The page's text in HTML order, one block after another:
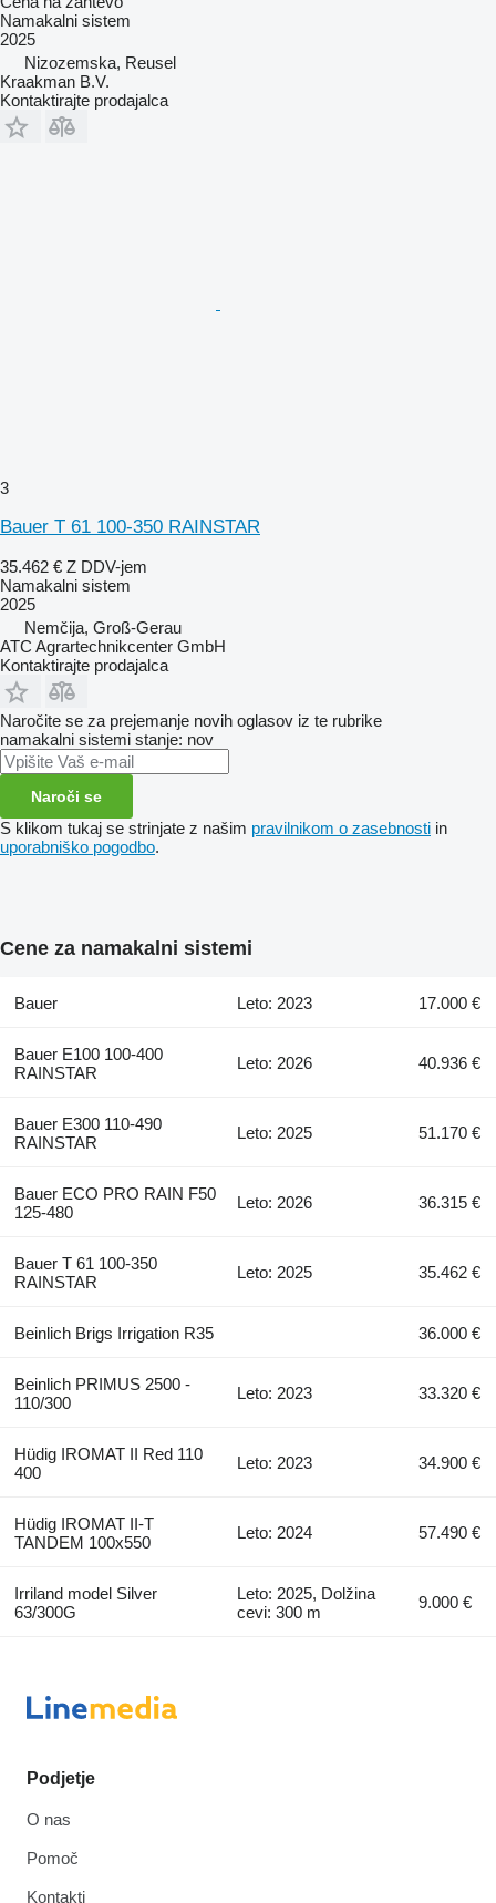
Namakalni sistem
2025
Nizozemska, Reusel
Kraakman B.V.
Kontaktirajte prodajalca
3
Bauer T 61 100-350 RAINSTAR
35.462 € Z DDV-jem
Namakalni sistem
2025
Nemčija, Groß-Gerau
ATC Agrartechnikcenter GmbH
Kontaktirajte prodajalca
Naročite se za prejemanje novih oglasov iz te rubrike
namakalni sistemi stanje: nov
Naroči se
S klikom tukaj se strinjate z našim pravilnikom o zasebnosti in
uporabniško pogodbo.
Cene za namakalni sistemi
Bauer Leto: 2023 17.000 €
Bauer E100 100-400
RAINSTAR
Leto: 2026 40.936 €
Bauer E300 110-490
RAINSTAR
Leto: 2025 51.170 €
Bauer ECO PRO RAIN F50
125-480
Leto: 2026 36.315 €
Bauer T 61 100-350
RAINSTAR
Leto: 2025 35.462 €
Beinlich Brigs Irrigation R35 36.000 €
Beinlich PRIMUS 2500 -
110/300
Leto: 2023 33.320 €
Hüdig IROMAT II Red 110
400
Leto: 2023 34.900 €
Hüdig IROMAT II-T
TANDEM 100x550
Leto: 2024 57.490 €
Irriland model Silver
63/300G
Leto: 2025, Dolžina
cevi: 300 m
9.000 €
Podjetje
O nas
Pomoč
Kontakti